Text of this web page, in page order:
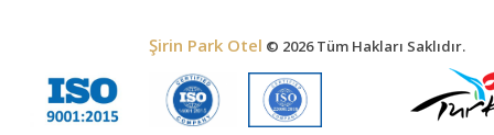
Şirin Park Otel © 2026 Tüm Hakları Saklıdır.